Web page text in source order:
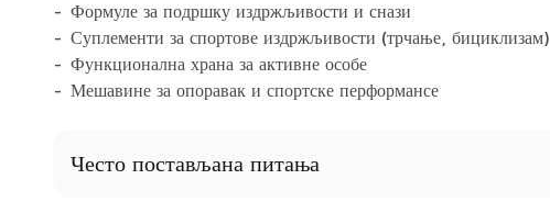
Формуле за подршку издржљивости и снази
Суплементи за спортове издржљивости (трчање, бициклизам)
Функционална храна за активне особе
Мешавине за опоравак и спортске перформансе
Често постављана питања